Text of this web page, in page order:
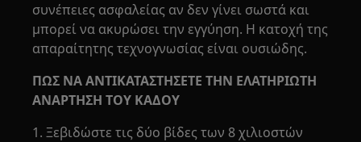
συνέπειες ασφαλείας αν δεν γίνει σωστά και
μπορεί να ακυρώσει την εγγύηση. Η κατοχή της
απαραίτητης τεχνογνωσίας είναι ουσιώδης.
ΠΩΣ ΝΑ ΑΝΤΙΚΑΤΑΣΤΗΣΕΤΕ ΤΗΝ ΕΛΑΤΗΡΙΩΤΗ
ΑΝΑΡΤΗΣΗ ΤΟΥ ΚΑΔΟΥ
1. Ξεβιδώστε τις δύο βίδες των 8 χιλιοστών